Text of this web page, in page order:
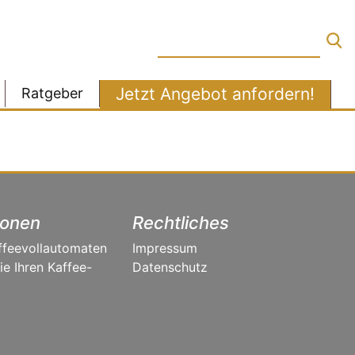
Ratgeber Jetzt Angebot anfordern!
Ihren Kaffee-
Rechtliches
Impressum
Datenschutz